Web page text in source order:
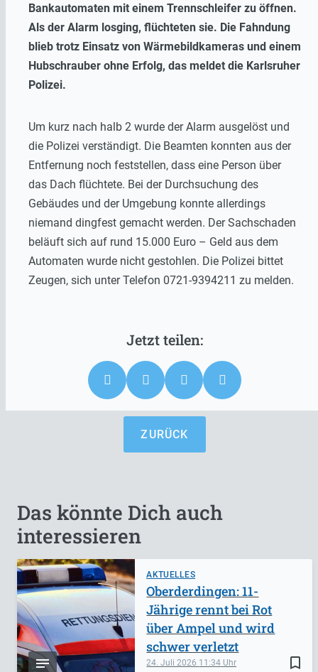
Bankautomaten mit einem Trennschleifer zu öffnen.
Als der Alarm losging, flüchteten sie. Die Fahndung
blieb trotz Einsatz von Wärmebildkameras und einem
Hubschrauber ohne Erfolg, das meldet die Karlsruher
Polizei.
Um kurz nach halb 2 wurde der Alarm ausgelöst und
die Polizei verständigt. Die Beamten konnten aus der
Entfernung noch feststellen, dass eine Person über
das Dach flüchtete. Bei der Durchsuchung des
Gebäudes und der Umgebung konnte allerdings
niemand dingfest gemacht werden. Der Sachschaden
beläuft sich auf rund 15.000 Euro – Geld aus dem
Automaten wurde nicht gestohlen. Die Polizei bittet
Zeugen, sich unter Telefon 0721-9394211 zu melden.
ZURÜCK
Das könnte Dich auch
interessieren
AKTUELLES
bookmark_border
24. Juli 2026 11:34
Oberderdingen: 11-
Jährige rennt bei Rot
über Ampel und wird
schwer verletzt